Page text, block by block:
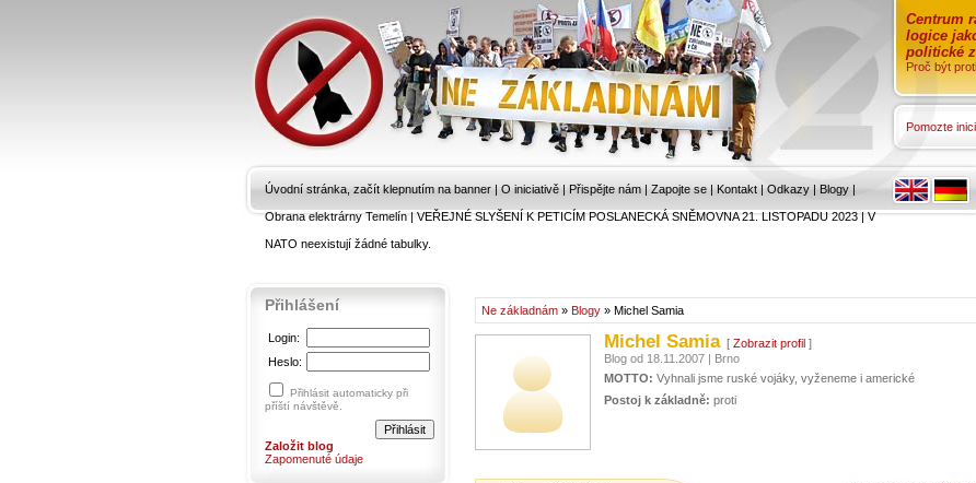
Centrum
logice
politické
Proč být
Pomozte
Úvodní stránka, začít klepnutím na banner | O iniciativě | Přispějte nám | Zapojte se | Kontakt | Odkazy | Blogy |
Obrana elektrárny Temelín|VEŘEJNÉ SLYŠENÍ K PETICÍM POSLANECKÁ SNĚMOVNA 21. LISTOPADU 2023|V
NATO neexistují žádné tabulky.
Ne základnám » Blogy » Michel Samia
Michel Samia[ Zobrazit profil ]
Blog od 18.11.2007 | Brno
MOTTO: Vyhnali jsme ruské vojáky, vyženeme i americké
Postoj k základně: proti
Přihlášení
Login:
Heslo:
Přihlásit automaticky při
příští návštěvě.
Založit blog
Zapomenuté údaje